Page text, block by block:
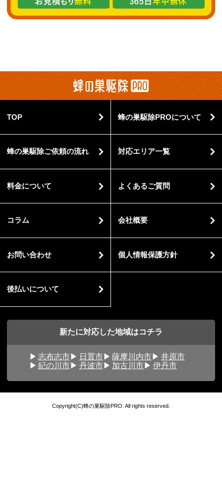
TOP 蜂の巣駆除PROについて
蜂の巣駆除ご依頼の流れ 対応エリア一覧
料金について よくあるご質問
コラム 会社概要
お問い合わせ 個人情報保護方針
後払いについて
新たに対応した地域はコチラ
志布志市 日置市 薩摩川内市
井原市
紀の川市
丹波市 加古川市 伊丹市
Copyright(C)蜂の巣駆除PRO. All rights reserved.